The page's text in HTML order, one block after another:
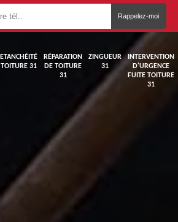
ETANCHÉITÉ
TOITURE 31
RÉPARATION
DE TOITURE
31
ZINGUEUR
31
INTERVENTION
D'URGENCE
FUITE TOITURE
31